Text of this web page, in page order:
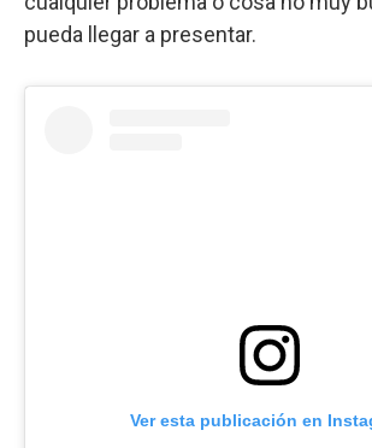
pueda llegar a presentar.
Ver esta publicación en